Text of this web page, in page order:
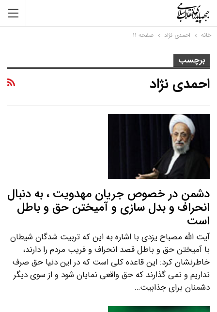
خانه احمدی نژاد صفحه ۱۱
برچسب
احمدی نژاد
دشمن در خصوص جریان مهدویت ، به دنبال
انحراف و بدل سازی و آمیختن حق و باطل
است
آیت الله مصباح یزدی با اشاره به این که تربیت شدگان شیطان
با آمیختن حق و باطل قصد انحراف و فریب مردم را دارند،
خاطرنشان کرد: این قاعده کلی است که در این دنیا حق صرف
نداریم و نمی گذارند که حق واقعی نمایان شود و از سوی دیگر
دشمنان برای جذابیت…